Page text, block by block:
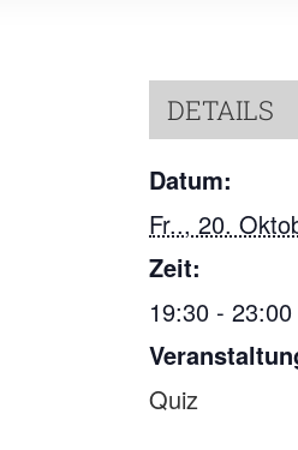
DETAILS
Datum:
Fr.., 20.
Zeit:
19:30 - 23:00
Quiz